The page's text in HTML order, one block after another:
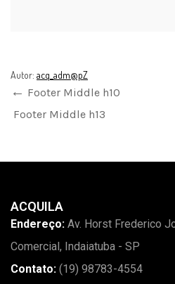
Autor: acq_adm@pZ
Footer Middle h10
Footer Middle h13
ACQUILA
Endereço: Av. Horst Frederico
Comercial, Indaiatuba - SP
Contato: (19) 98783-4554